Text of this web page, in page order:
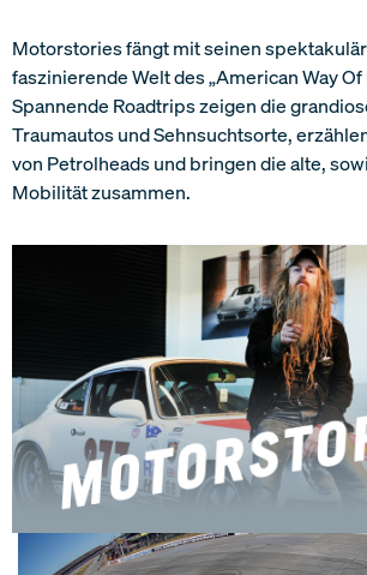
Motorstories fängt mit seinen
faszinierende Welt des „American Way Of
Spannende Roadtrips zeigen die
Traumautos und Sehnsuchtsorte,
von Petrolheads und bringen die alte,
Mobilität zusammen.